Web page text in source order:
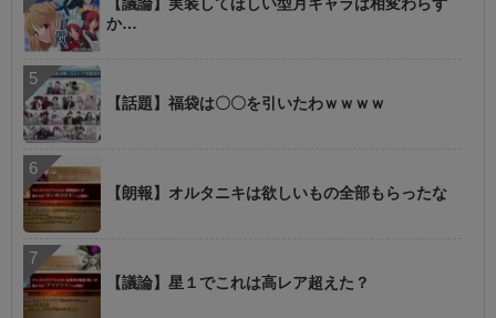
か…
【話題】福袋は〇〇を引いたわｗｗｗｗ
【朗報】オルタニキは欲しいもの全部もらったな
【議論】星１でこれは高レア超えた？